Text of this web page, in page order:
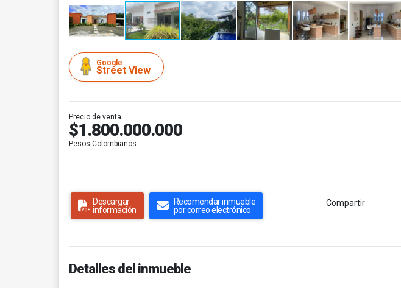
Google
Street View
Precio de venta
$1.800.000.000
Pesos Colombianos
Descargar
información
Recomendar inmueble
por correo electrónico
Compartir
Detalles del inmueble